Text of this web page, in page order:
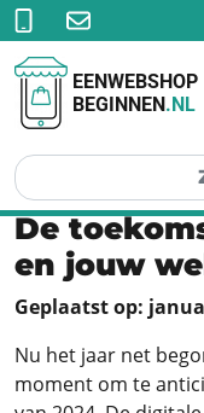
EENWEBSHOP
BEGINNEN.NL
De
en jouw
Geplaatst op:
Nu het jaar net
moment om te